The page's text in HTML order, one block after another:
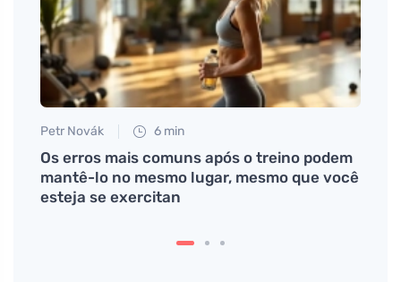
Petr Novák 6 min
Os erros mais comuns após o treino podem
mantê-lo no mesmo lugar, mesmo que você
esteja se exercitan